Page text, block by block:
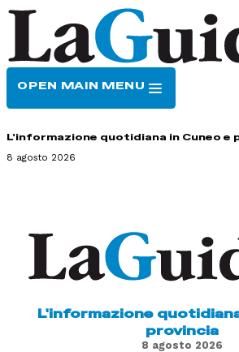
OPEN MAIN MENU
L'informazione quotidiana in Cuneo e
8 agosto 2026
L'informazione
provincia
8 agosto 2026